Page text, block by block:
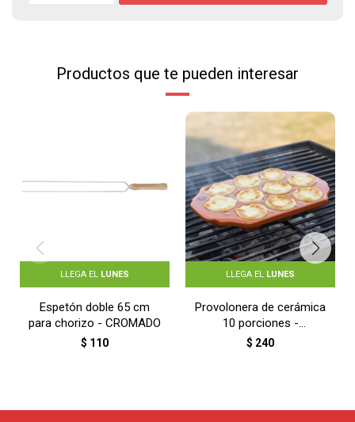
Productos que te pueden interesar
LLEGA EL LUNES
Espetón doble 65 cm
para chorizo - CROMADO
$ 110
LLEGA EL LUNES
Provolonera de cerámica
10 porciones -
TERRACOTA
$ 240